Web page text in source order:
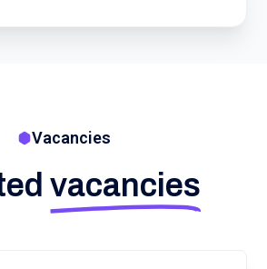
Vacancies
vacancies